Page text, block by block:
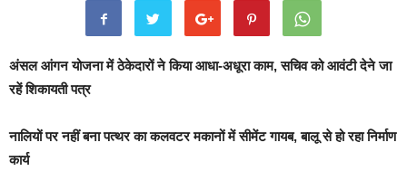
अंसल आंगन योजना में ठेकेदारों ने किया आधा-अधूरा काम, सचिव को आवंटी देने जा
रहें शिकायती पत्र
नालियों पर नहीं बना पत्थर का कलवटर मकानों में सीमेंट गायब, बालू से हो रहा निर्माण
कार्य